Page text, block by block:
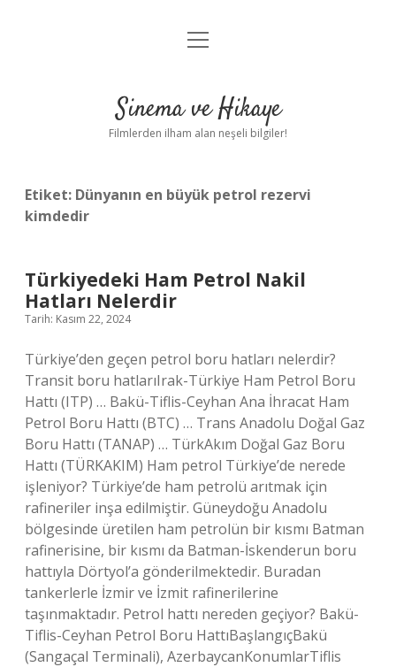
Gizlilik Politikası
Yasal Uyarı
menüyü
Sinema ve Hikaye
Filmlerden ilham alan neşeli bilgiler!
Etiket: Dünyanın en büyük petrol rezervi
kimdedir
Türkiyedeki Ham Petrol Nakil
Hatları Nelerdir
Tarih: Kasım 22, 2024
Türkiye’den geçen petrol boru hatları nelerdir?
Transit boru hatlarıIrak-Türkiye Ham Petrol Boru
Hattı (ITP) … Bakü-Tiflis-Ceyhan Ana İhracat Ham
Petrol Boru Hattı (BTC) … Trans Anadolu Doğal Gaz
Boru Hattı (TANAP) … TürkAkım Doğal Gaz Boru
Hattı (TÜRKAKIM) Ham petrol Türkiye’de nerede
işleniyor? Türkiye’de ham petrolü arıtmak için
rafineriler inşa edilmiştir. Güneydoğu Anadolu
bölgesinde üretilen ham petrolün bir kısmı Batman
rafinerisine, bir kısmı da Batman-İskenderun boru
hattıyla Dörtyol’a gönderilmektedir. Buradan
tankerlerle İzmir ve İzmit rafinerilerine
taşınmaktadır. Petrol hattı nereden geçiyor? Bakü-
Tiflis-Ceyhan Petrol Boru HattıBaşlangıçBakü
(Sangaçal Terminali), AzerbaycanKonumlarTiflis